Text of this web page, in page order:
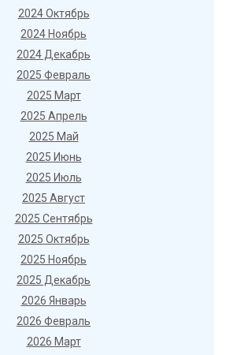
2024 Октябрь
2024 Ноябрь
2024 Декабрь
2025 Февраль
2025 Март
2025 Апрель
2025 Май
2025 Июнь
2025 Июль
2025 Август
2025 Сентябрь
2025 Октябрь
2025 Ноябрь
2025 Декабрь
2026 Январь
2026 Февраль
2026 Март